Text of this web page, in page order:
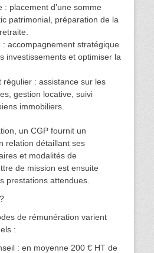
: placement d’une somme
patrimonial, préparation de la
: accompagnement stratégique
investissements et optimiser la
régulier : assistance sur les
gestion locative, suivi
immobiliers.
un CGP fournit un
relation détaillant ses
et modalités de
de mission est ensuite
prestations attendues.
de rémunération varient
:
: en moyenne 200 € HT de